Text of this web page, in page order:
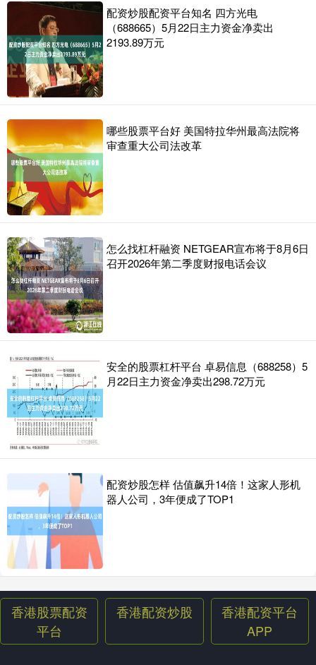
配资炒股配资平台知名 四方光电
（688665）5月22日主力资金净卖出
2193.89万元
哪些股票平台好 美国特拉华州最高法院将
审查重大公司法改革
怎么找杠杆融资 NETGEAR宣布将于8月6日
召开2026年第二季度财报电话会议
安全的股票杠杆平台 卓易信息（688258）5
月22日主力资金净卖出298.72万元
配资炒股怎样 估值飙升14倍！这家人形机
器人公司，3年便成了TOP1
香港股票配资
平台
香港配资炒股
香港配资平台
APP